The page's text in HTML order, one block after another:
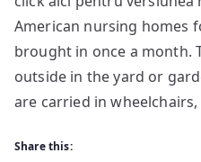
pony
American nursing homes
brought in once a month.
outside in the yard or
are carried in
Share this: